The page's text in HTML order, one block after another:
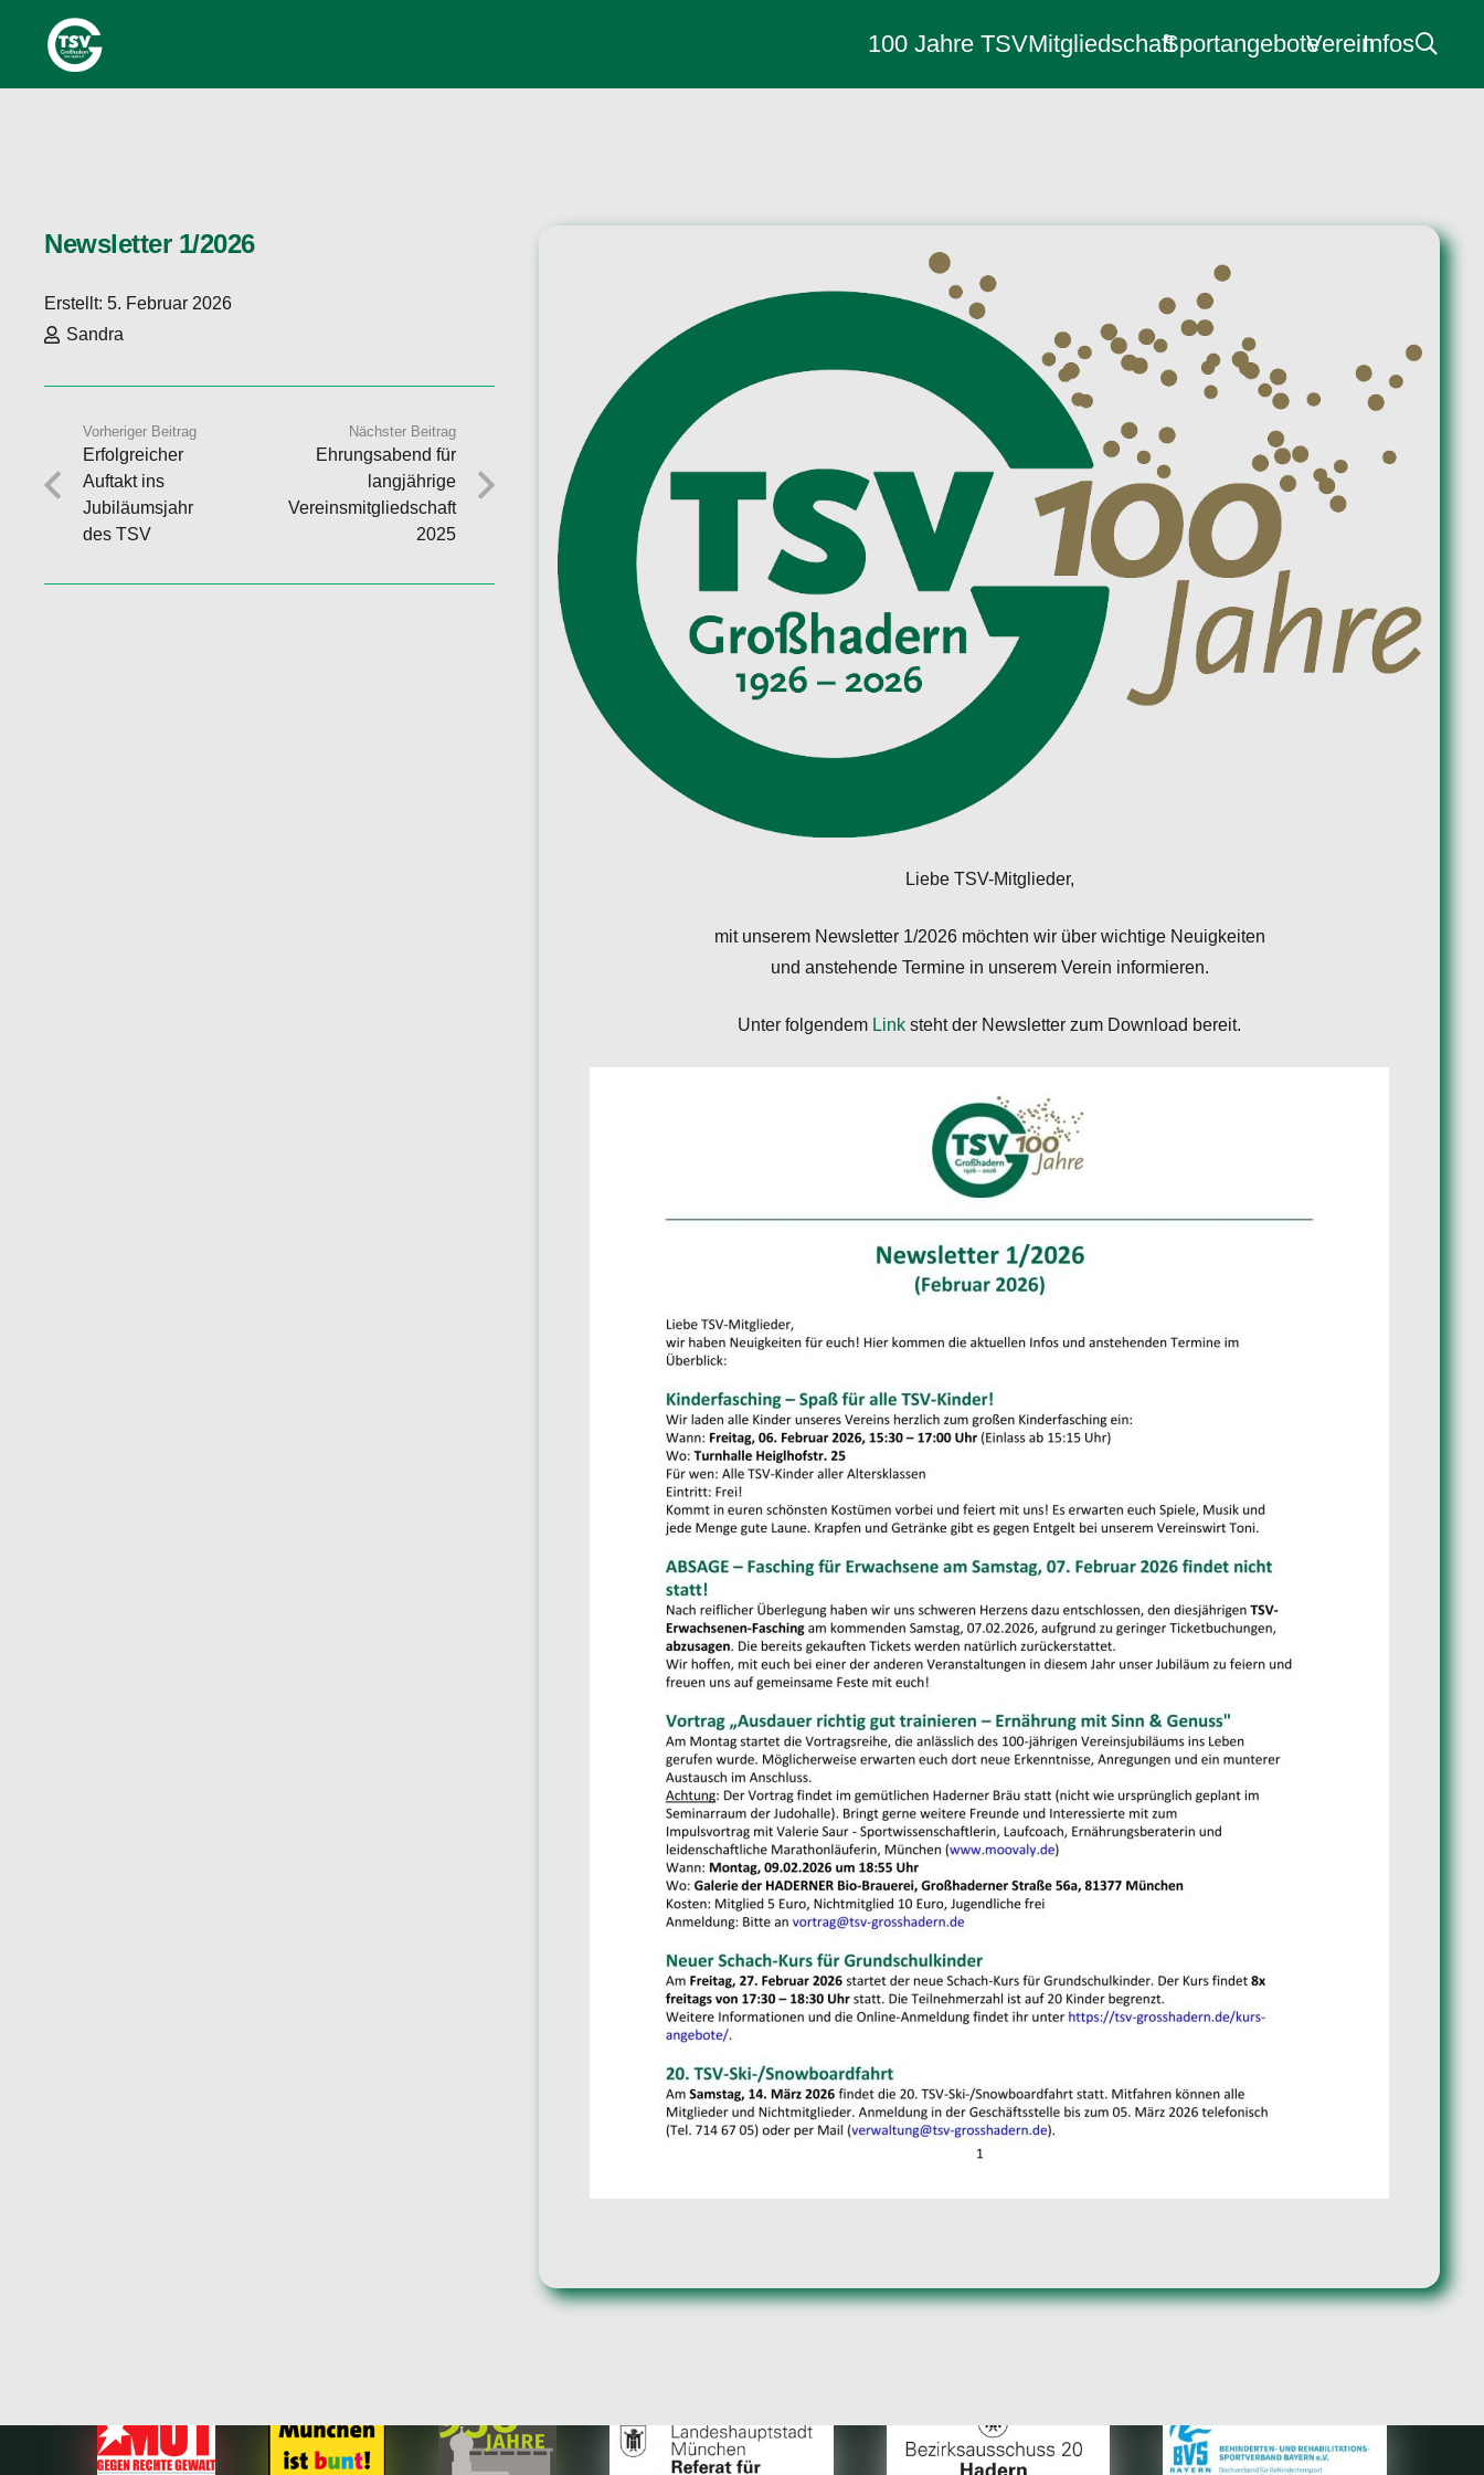
100 Jahre TSVMitgliedschaftSportangeboteVereinInfos
Newsletter 1/2026
Erstellt: 5. Februar 2026
Sandra
Vorheriger Beitrag
Erfolgreicher
Auftakt ins
Jubiläumsjahr
des TSV
Nächster Beitrag
Ehrungsabend für
langjährige
Vereinsmitgliedschaft
2025
Liebe TSV-Mitglieder,
mit unserem Newsletter 1/2026 möchten wir über wichtige Neuigkeiten
und anstehende Termine in unserem Verein informieren.
Unter folgendem Link steht der Newsletter zum Download bereit.